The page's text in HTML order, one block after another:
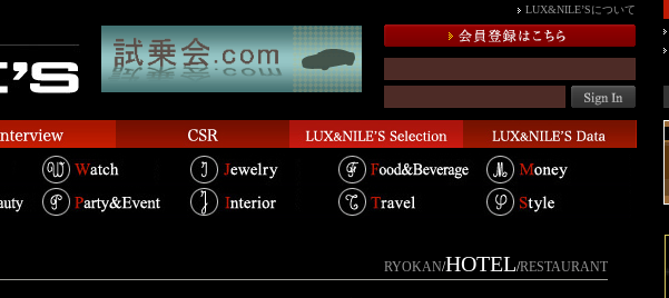
LUX&NILE’Sについて
RYOKAN/HOTEL/RESTAURANT